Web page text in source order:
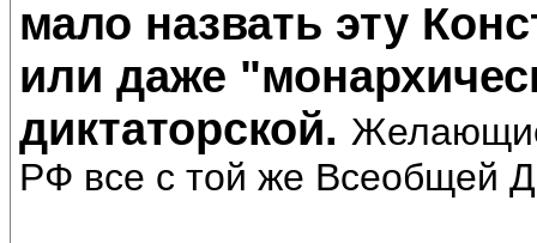
мало назвать эту
или даже
диктаторской.
РФ все с той же Всеобщей